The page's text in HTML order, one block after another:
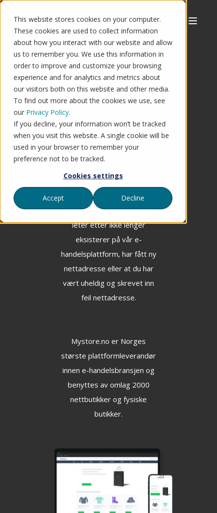
This website stores cookies on your computer.
These cookies are used to collect information
about how you interact with our website and allow
us to remember you. We use this information in
order to improve and customize your browsing
experience and for analytics and metrics about
our visitors both on this website and other media.
To find out more about the cookies we use, see
our Privacy Policy.
If you decline, your information won’t be tracked
when you visit this website. A single cookie will be
used in your browser to remember your
preference not to be tracked.
Cookies settings
Accept Decline
FINNER IKKE
NETTBUTIKKEN
DU LETER ETTER
🤔
Årsaken til at du ser denne
siden er at nettbutikken du
leter etter ikke lenger
eksisterer på vår e-
handelsplattform, har fått ny
nettadresse eller at du har
vært uheldig og skrevet inn
feil nettadresse.
Mystore.no er Norges
største plattformleverandør
innen e-handelsbransjen og
benyttes av omlag 2000
nettbutikker og fysiske
butikker.